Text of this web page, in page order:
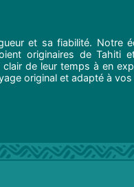
et sa fiabilité. Notre
originaires de Tahiti
de leur temps à en
original et adapté à